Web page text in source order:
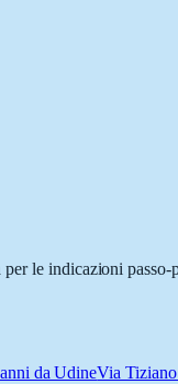
le indicazioni passo-
da UdineVia